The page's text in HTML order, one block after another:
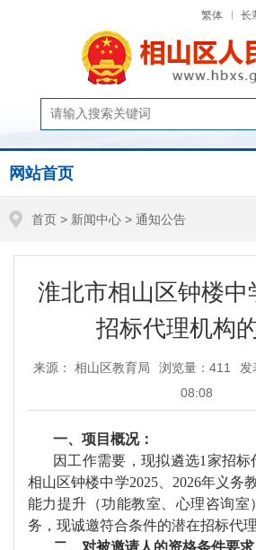
繁体 长
网站首页
首页 > 新闻中心 > 通知公告
淮北市相山区钟楼中
招标代理机构
来源： 相山区教育局 浏览量： 411
发
08:08
一、项目概况：
因工作需要，现拟遴选1家招标
相山区钟楼中学2025、2026年义务
能力提升（功能教室、心理咨询室
务，现诚邀符合条件的潜在招标代理